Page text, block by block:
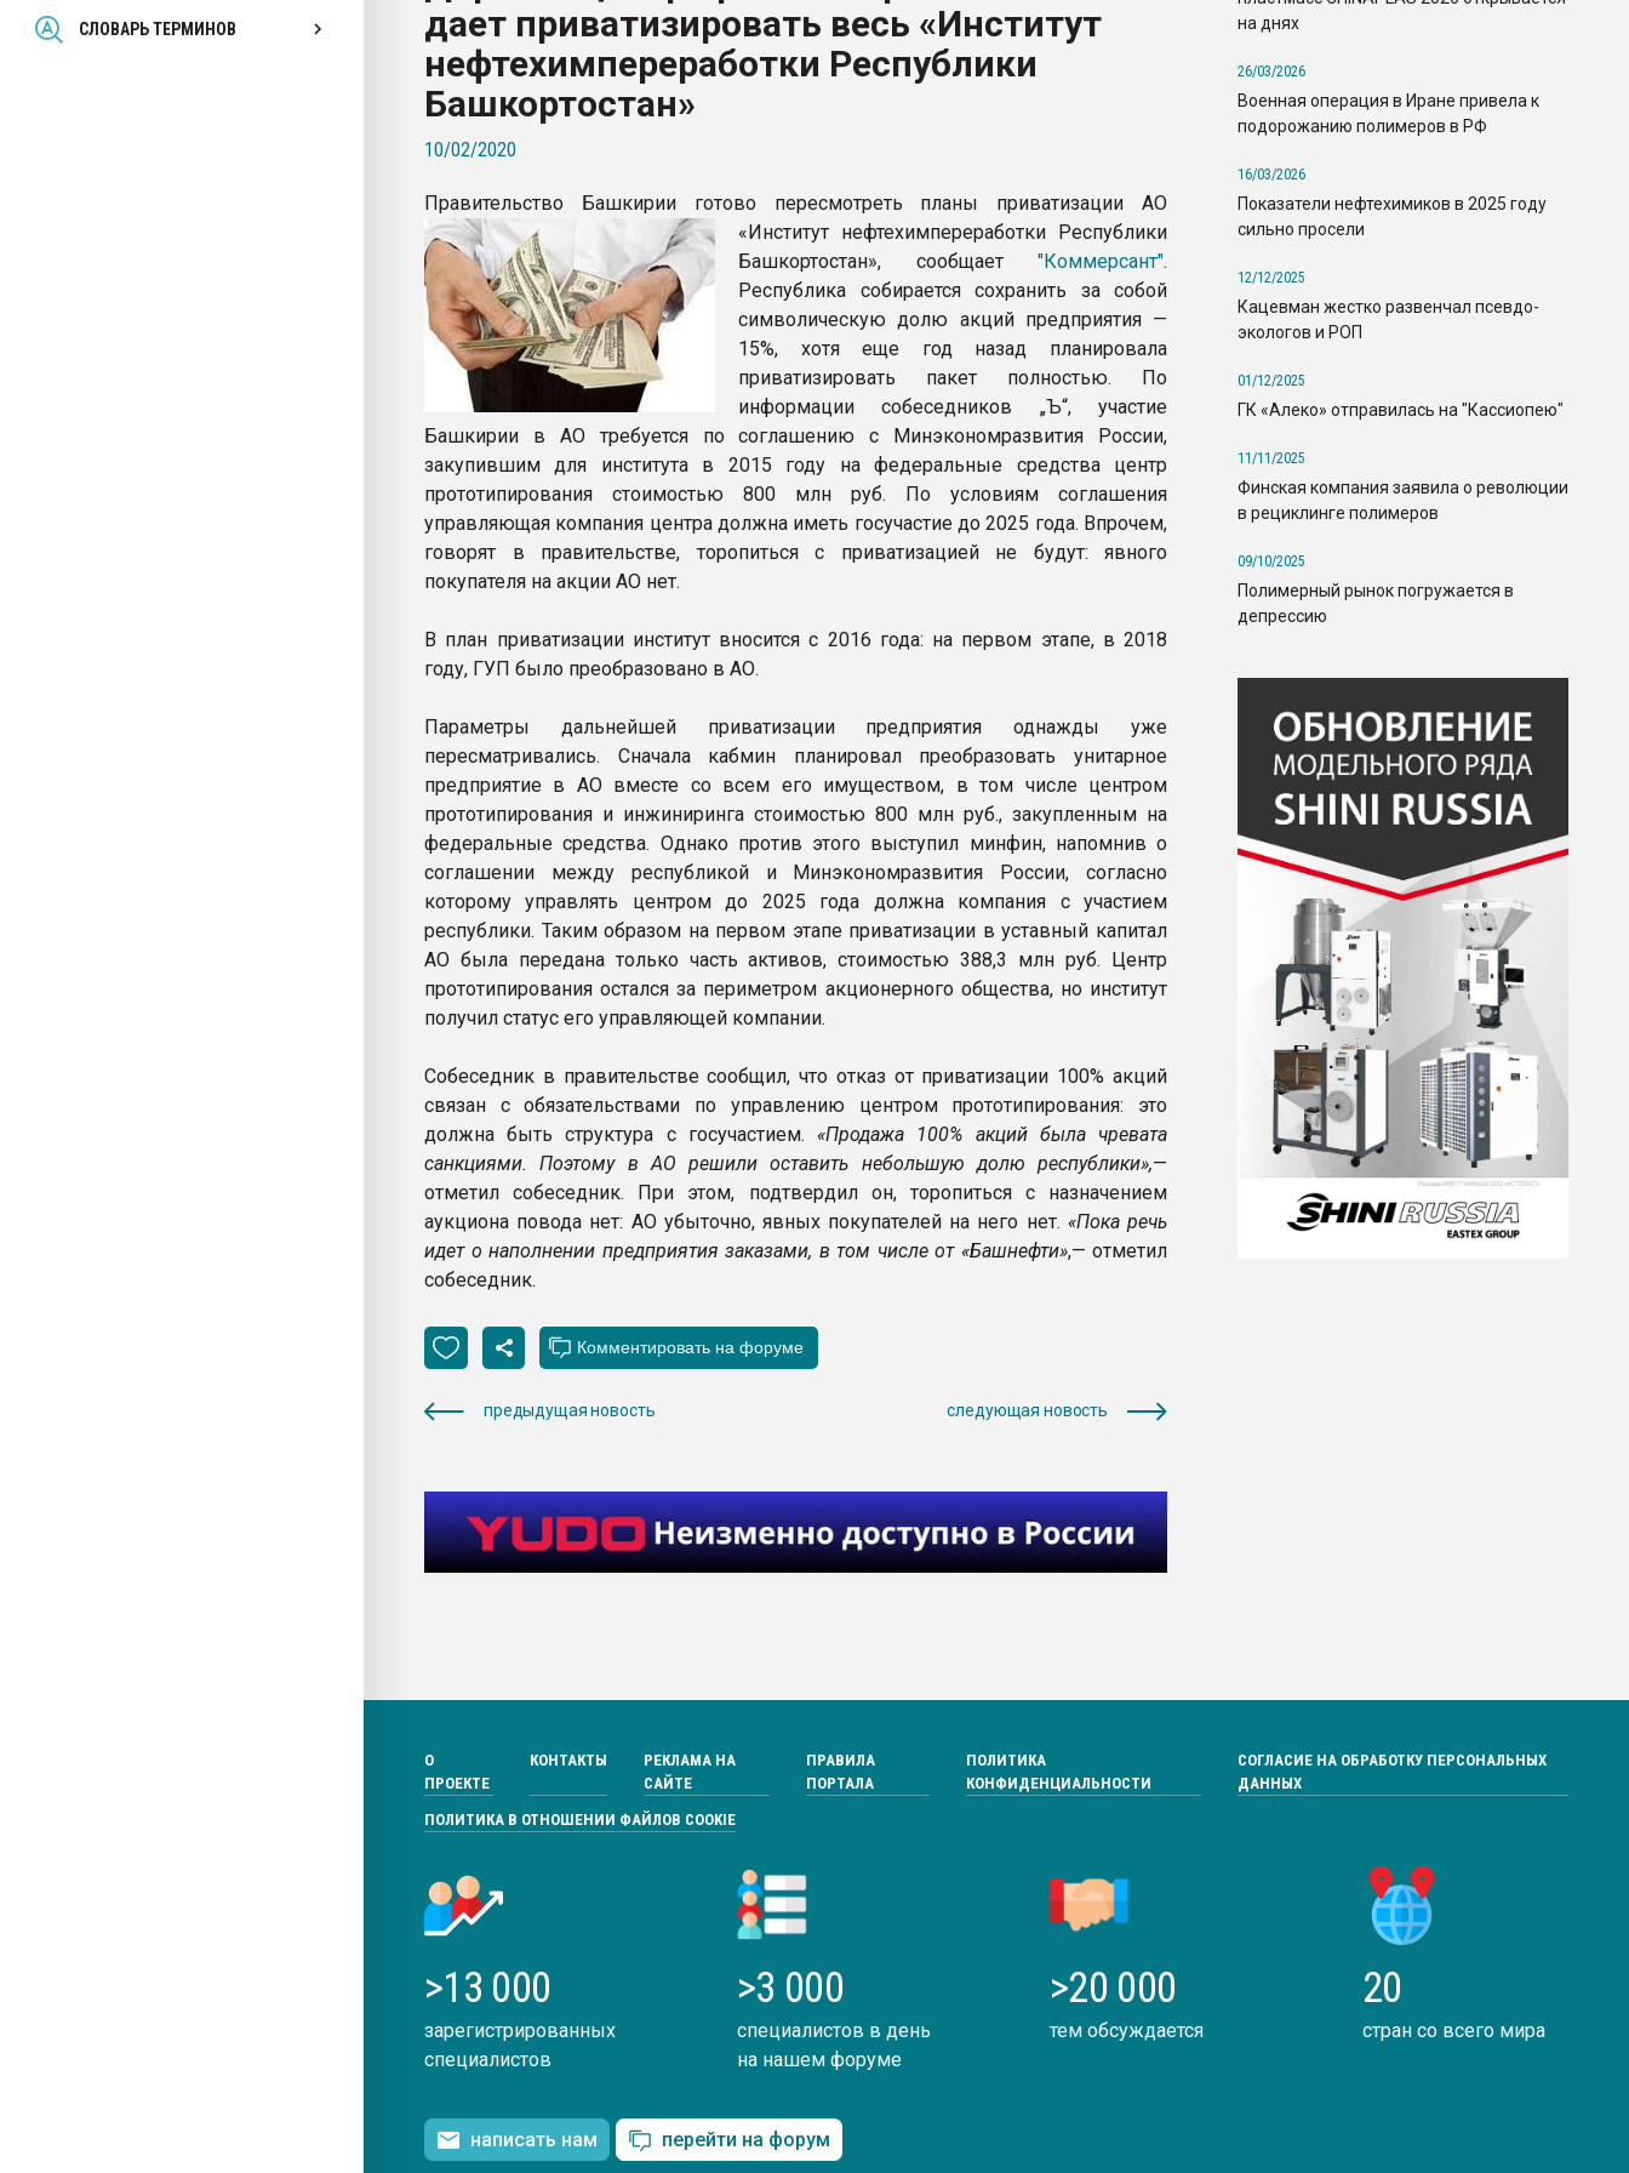
СЛОВАРЬ ТЕРМИНОВ
Всё, что касается выдува ПЭТ
бутылок
ПЕРЕЙТИ НА ФОРУМ
дает приватизировать весь «Институт
нефтехимпереработки Республики
Башкортостан»
10/02/2020
Правительство Башкирии готово пересмотреть планы приватизации АО
«Институт нефтехимпереработки Республики
Башкортостан», сообщает "Коммерсант".
Республика собирается сохранить за собой
символическую долю акций предприятия —
15%, хотя еще год назад планировала
приватизировать пакет полностью. По
информации собеседников „Ъ“, участие
Башкирии в АО требуется по соглашению с Минэкономразвития России,
закупившим для института в 2015 году на федеральные средства центр
прототипирования стоимостью 800 млн руб. По условиям соглашения
управляющая компания центра должна иметь госучастие до 2025 года. Впрочем,
говорят в правительстве, торопиться с приватизацией не будут: явного
покупателя на акции АО нет.
В план приватизации институт вносится с 2016 года: на первом этапе, в 2018
году, ГУП было преобразовано в АО.
Параметры дальнейшей приватизации предприятия однажды уже
пересматривались. Сначала кабмин планировал преобразовать унитарное
предприятие в АО вместе со всем его имуществом, в том числе центром
прототипирования и инжиниринга стоимостью 800 млн руб., закупленным на
федеральные средства. Однако против этого выступил минфин, напомнив о
соглашении между республикой и Минэкономразвития России, согласно
которому управлять центром до 2025 года должна компания с участием
республики. Таким образом на первом этапе приватизации в уставный капитал
АО была передана только часть активов, стоимостью 388,3 млн руб. Центр
прототипирования остался за периметром акционерного общества, но институт
получил статус его управляющей компании.
Собеседник в правительстве сообщил, что отказ от приватизации 100% акций
связан с обязательствами по управлению центром прототипирования: это
должна быть структура с госучастием. «Продажа 100% акций была чревата
санкциями. Поэтому в АО решили оставить небольшую долю республики»,—
отметил собеседник. При этом, подтвердил он, торопиться с назначением
аукциона повода нет: АО убыточно, явных покупателей на него нет. «Пока речь
идет о наполнении предприятия заказами, в том числе от «Башнефти»,— отметил
собеседник.
предыдущая новость следующая новость
на днях
26/03/2026
Военная операция в Иране привела к
подорожанию полимеров в РФ
16/03/2026
Показатели нефтехимиков в 2025 году
сильно просели
12/12/2025
Кацевман жестко развенчал псевдо-
экологов и РОП
01/12/2025
ГК «Алеко» отправилась на "Кассиопею"
11/11/2025
Финская компания заявила о революции
в рециклинге полимеров
09/10/2025
Полимерный рынок погружается в
депрессию
О
ПРОЕКТЕ
КОНТАКТЫ
РЕКЛАМА НА
САЙТЕ
ПРАВИЛА
ПОРТАЛА
ПОЛИТИКА
КОНФИДЕНЦИАЛЬНОСТИ
СОГЛАСИЕ НА ОБРАБОТКУ ПЕРСОНАЛЬНЫХ
ДАННЫХ
ПОЛИТИКА В ОТНОШЕНИИ ФАЙЛОВ COOKIE
>13 000
зарегистрированных
специалистов
>3 000
специалистов в день
на нашем форуме
>20 000
тем обсуждается
20
стран со всего мира
написать нам перейти на форум